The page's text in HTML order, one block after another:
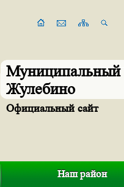
Муниципальный
Жулебино
Официальный сайт
Наш район